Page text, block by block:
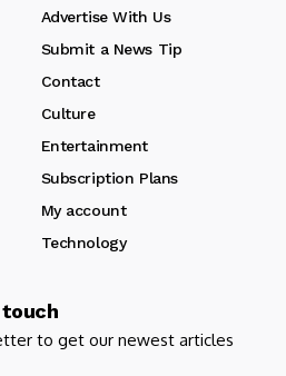
Advertise With Us
Submit a News Tip
Contact
Culture
Entertainment
Subscription Plans
My account
Technology
touch
to get our newest articles